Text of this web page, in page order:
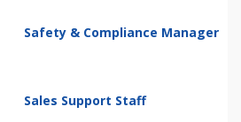
Safety & Compliance Manager
Sales Support Staff